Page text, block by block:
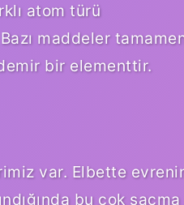
atom türü
maddeler
bir elementtir.
var. Elbette
bu çok saçma